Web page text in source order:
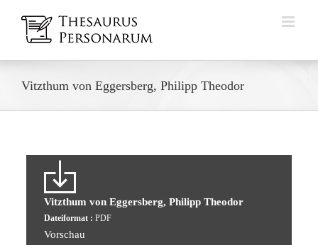
Inhalt
springen
Vitzthum von Eggersberg, Philipp Theodor
Vitzthum von Eggersberg, Philipp Theodor
Dateiformat : PDF
Vorschau